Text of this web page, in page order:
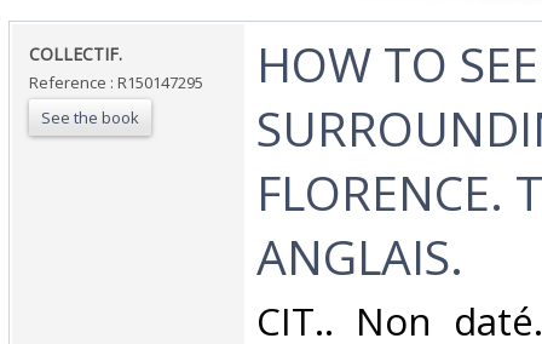
‎COLLECTIF.‎
Reference : R150147295
See the book
‎HOW TO
FLORENCE.
ANGLAIS.‎
‎CIT.. Non